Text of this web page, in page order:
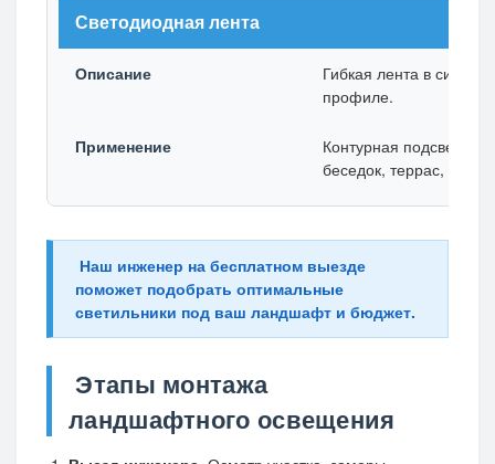
Светодиодная лента
Гибкая лента в
профиле.
Контурная подсветка
беседок, террас,
Наш инженер на бесплатном выезде
поможет подобрать оптимальные
светильники под ваш ландшафт и бюджет.
Этапы монтажа
ландшафтного освещения